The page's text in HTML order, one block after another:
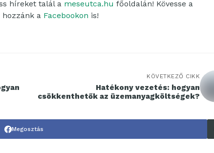
híreket talál a meseutca.hu főoldalán! Kövesse a
a Facebookon is!
KÖVETKEZŐ CIKK
Hatékony vezetés: hogyan
csökkenthetők az üzemanyagköltségek?
Megosztás